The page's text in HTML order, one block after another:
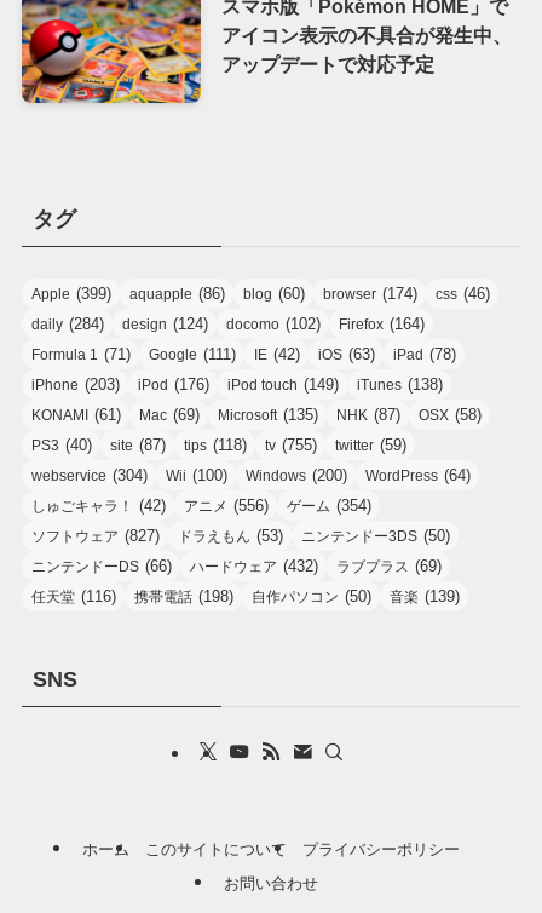
スマホ版「Pokémon HOME」で
アイコン表示の不具合が発生中、
アップデートで対応予定
タグ
Apple (399) aquapple (86) blog (60) browser (174) css (46)
daily (284) design (124) docomo (102) Firefox (164)
Formula 1 (71) Google (111) IE (42) iOS (63) iPad (78)
iPhone (203) iPod (176) iPod touch (149) iTunes (138)
KONAMI (61) Mac (69) Microsoft(135) NHK (87) OSX (58)
PS3 (40) site (87) tips (118) tv (755) twitter (59)
webservice (304) Wii (100) Windows (200) WordPress (64)
しゅごキャラ！ (42) アニメ (556) ゲーム (354)
ソフトウェア (827) ドラえもん (53) ニンテンドー3DS (50)
ニンテンドーDS (66) ハードウェア (432) ラブプラス (69)
任天堂 (116) 携帯電話 (198) 自作パソコン (50) 音楽 (139)
SNS
ホーム このサイトについて
プライバシーポリシー
お問い合わせ